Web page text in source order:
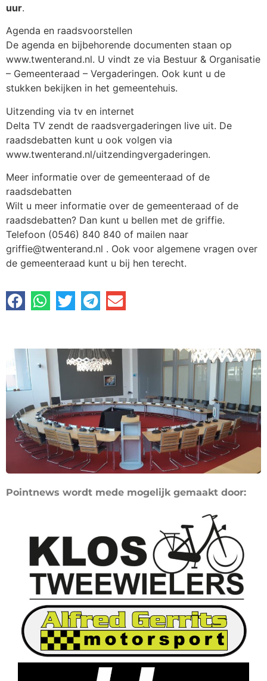
uur.
Agenda en raadsvoorstellen
De agenda en bijbehorende documenten staan op
www.twenterand.nl. U vindt ze via Bestuur & Organisatie
– Gemeenteraad – Vergaderingen. Ook kunt u de
stukken bekijken in het gemeentehuis.
Uitzending via tv en internet
Delta TV zendt de raadsvergaderingen live uit. De
raadsdebatten kunt u ook volgen via
www.twenterand.nl/uitzendingvergaderingen.
Meer informatie over de gemeenteraad of de
raadsdebatten
Wilt u meer informatie over de gemeenteraad of de
raadsdebatten? Dan kunt u bellen met de griffie.
Telefoon (0546) 840 840 of mailen naar
griffie@twenterand.nl . Ook voor algemene vragen over
de gemeenteraad kunt u bij hen terecht.
Pointnews wordt mede mogelijk gemaakt door: